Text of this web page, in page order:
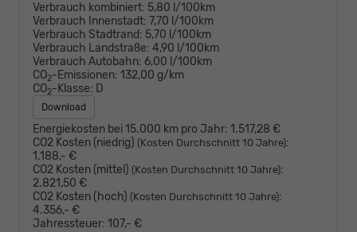
Verbrauch kombiniert: 5,80 l/100km
Verbrauch Innenstadt: 7,70 l/100km
Verbrauch Stadtrand: 5,70 l/100km
Verbrauch Landstraße: 4,90 l/100km
Verbrauch Autobahn: 6,00 l/100km
CO2-Emissionen: 132,00 g/km
CO2-Klasse: D
Download
Energiekosten bei 15.000 km pro Jahr: 1.517,28 €
CO2 Kosten (niedrig) (Kosten Durchschnitt 10 Jahre):
1.188,- €
CO2 Kosten (mittel) (Kosten Durchschnitt 10 Jahre):
2.821,50 €
CO2 Kosten (hoch) (Kosten Durchschnitt 10 Jahre):
4.356,- €
Jahressteuer: 107,- €